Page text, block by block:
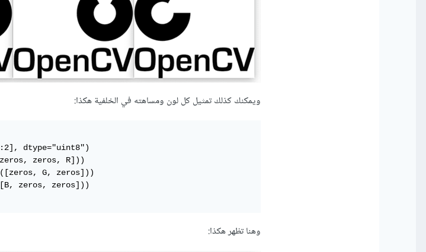
ويمكنك كذلك تمثيل كل لون ومساهته في الخلفية هكذا:
dtype="uint8")
zeros, R]))
G, zeros]))
zeros, zeros]))
وهنا تظهر هكذا: